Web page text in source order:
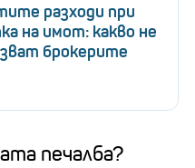
разходи при
на имот: какво не
брокерите
печалба?